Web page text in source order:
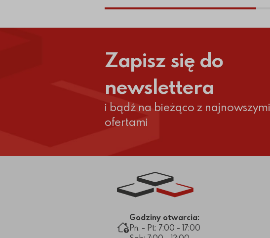
Zapisz się do
newslettera
i bądź na bieżąco z najnowszymi
ofertami
Link do strony głównej
Godziny otwarcia:
Pn. - Pt: 7:00 - 17:00